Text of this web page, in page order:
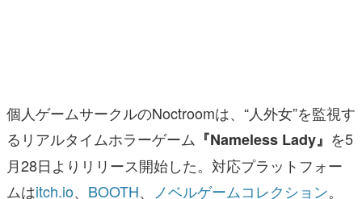
女性向け
アプリレビュー
その他
個人ゲームサークルのNoctroomは、“人外女”を監視す
るリアルタイムホラーゲーム 『Nameless Lady』 を5
月28日よりリリース開始した。対応プラットフォー
ムはitch.io、 BOOTH、 ノベルゲームコレクション。